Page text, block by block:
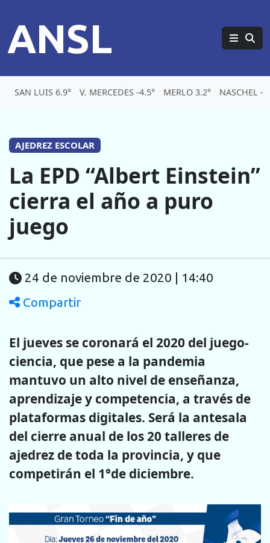
ANSL
SAN LUIS 6.9° V. MERCEDES -4.5° MERLO 3.2° NASCHEL -
AJEDREZ ESCOLAR
La EPD “Albert Einstein”
cierra el año a puro
juego
24 de noviembre de 2020 | 14:40
Compartir
El jueves se coronará el 2020 del juego-
ciencia, que pese a la pandemia
mantuvo un alto nivel de enseñanza,
aprendizaje y competencia, a través de
plataformas digitales. Será la antesala
del cierre anual de los 20 talleres de
ajedrez de toda la provincia, y que
competirán el 1°de diciembre.